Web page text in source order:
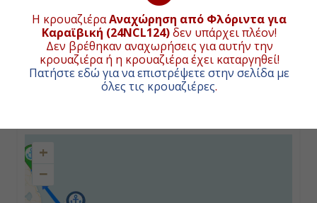
Η κρουαζιέραΑναχώρηση από Φλόριντα για
Καραϊβική (24NCL124)δεν υπάρχει πλέον!
Δεν βρέθηκαν αναχωρήσεις για αυτήν την
κρουαζιέρα ή η κρουαζιέρα έχει καταργηθεί!
Πατήστε εδώ για να επιστρέψετε στην σελίδα με
όλες τις κρουαζιέρες.
Ημέρα 3η
Εν Πλω
ΧΑΡΤΗΣ ΚΡΟΥΑΖΙΕΡΑΣ
+
−